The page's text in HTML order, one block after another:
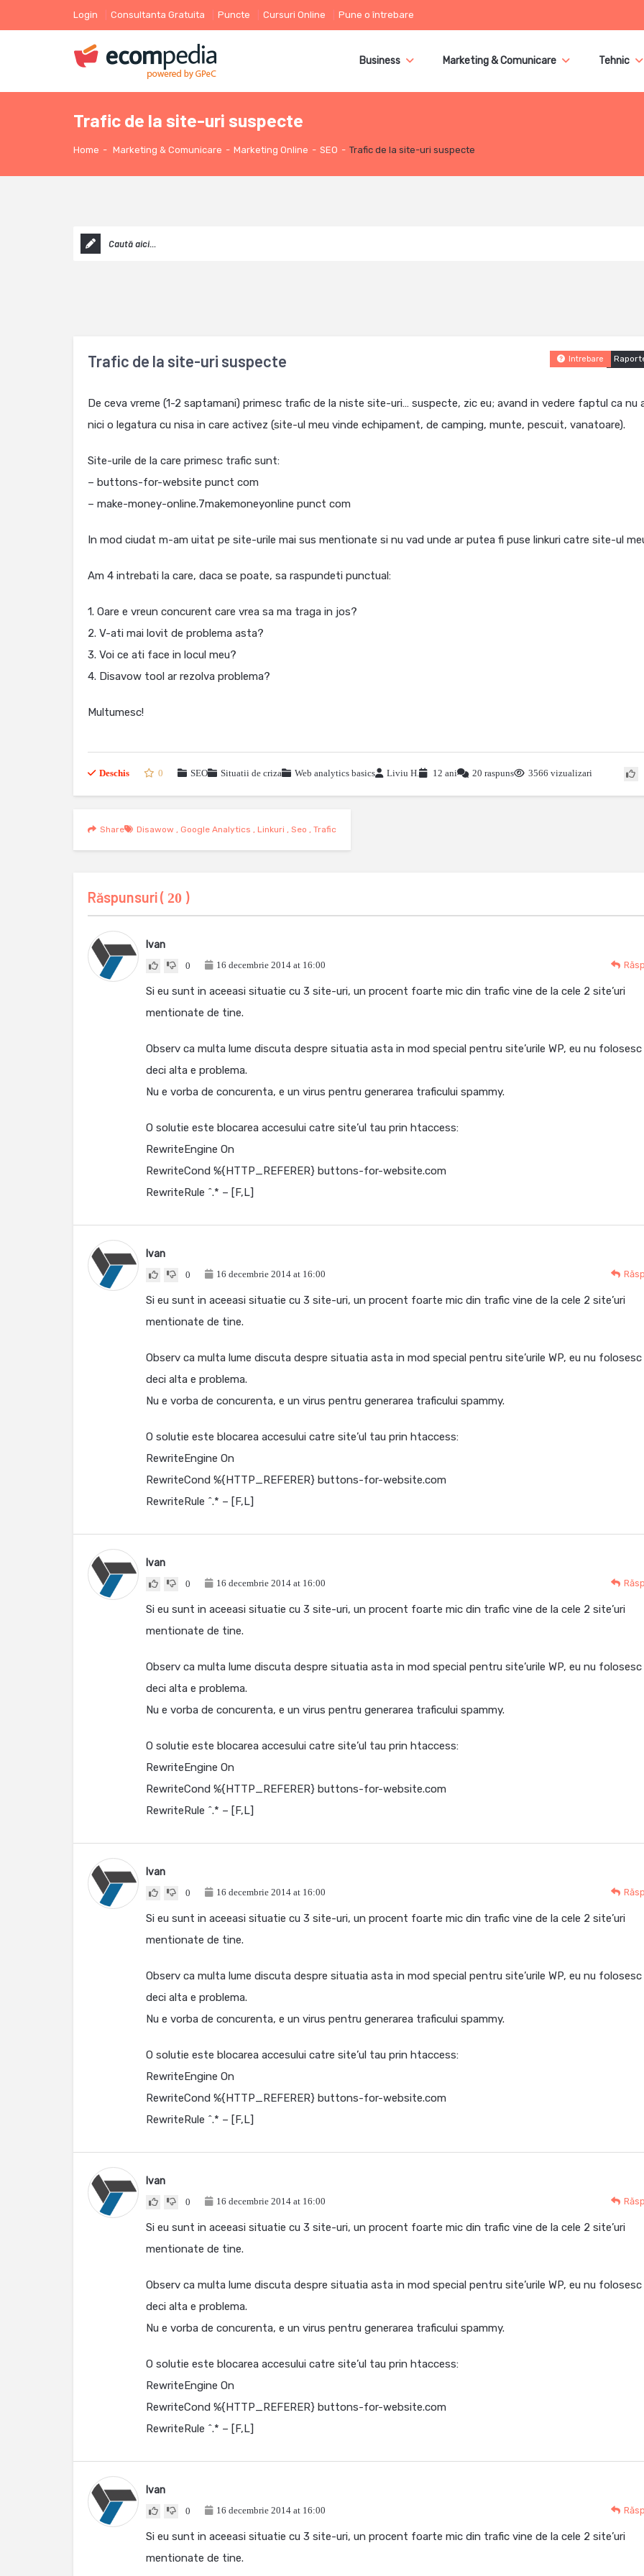
Login Consultanta Gratuita Puncte Cursuri Online Pune o întrebare
Business Marketing & Comunicare Tehnic
Trafic de la site-uri suspecte
Home - Marketing & Comunicare - Marketing Online - SEO - Trafic de la site-uri suspecte
Trafic de la site-uri suspecte Intrebare
De ceva vreme (1-2 saptamani) primesc trafic de la niste site-uri… suspecte, zic eu; avand in vedere faptul ca nu
nici o legatura cu nisa in care activez (site-ul meu vinde echipament, de camping, munte, pescuit, vanatoare).
Site-urile de la care primesc trafic sunt:
– buttons-for-website punct com
– make-money-online.7makemoneyonline punct com
In mod ciudat m-am uitat pe site-urile mai sus mentionate si nu vad unde ar putea fi puse linkuri catre site-ul
Am 4 intrebati la care, daca se poate, sa raspundeti punctual:
1. Oare e vreun concurent care vrea sa ma traga in jos?
2. V-ati mai lovit de problema asta?
3. Voi ce ati face in locul meu?
4. Disavow tool ar rezolva problema?
Multumesc!
Deschis 0 SEO Situatii de criza Web analytics basics Liviu H. 12 ani 20 raspuns 3566 vizualizari
Disawow , Google Analytics , Linkuri , Seo , Trafic
Share
Răspunsuri ( 20 )
Ivan
0 16 decembrie 2014 at 16:00
Si eu sunt in aceeasi situatie cu 3 site-uri, un procent foarte mic din trafic vine de la cele 2 site’uri
mentionate de tine.
Observ ca multa lume discuta despre situatia asta in mod special pentru site’urile WP, eu nu folosesc
deci alta e problema.
Nu e vorba de concurenta, e un virus pentru generarea traficului spammy.
O solutie este blocarea accesului catre site’ul tau prin htaccess:
RewriteEngine On
RewriteCond %{HTTP_REFERER} buttons-for-website.com
RewriteRule ^.* – [F,L]
Ivan
0 16 decembrie 2014 at 16:00
Si eu sunt in aceeasi situatie cu 3 site-uri, un procent foarte mic din trafic vine de la cele 2 site’uri
mentionate de tine.
Observ ca multa lume discuta despre situatia asta in mod special pentru site’urile WP, eu nu folosesc
deci alta e problema.
Nu e vorba de concurenta, e un virus pentru generarea traficului spammy.
O solutie este blocarea accesului catre site’ul tau prin htaccess:
RewriteEngine On
RewriteCond %{HTTP_REFERER} buttons-for-website.com
RewriteRule ^.* – [F,L]
Ivan
0 16 decembrie 2014 at 16:00
Si eu sunt in aceeasi situatie cu 3 site-uri, un procent foarte mic din trafic vine de la cele 2 site’uri
mentionate de tine.
Observ ca multa lume discuta despre situatia asta in mod special pentru site’urile WP, eu nu folosesc
deci alta e problema.
Nu e vorba de concurenta, e un virus pentru generarea traficului spammy.
O solutie este blocarea accesului catre site’ul tau prin htaccess:
RewriteEngine On
RewriteCond %{HTTP_REFERER} buttons-for-website.com
RewriteRule ^.* – [F,L]
Ivan
0 16 decembrie 2014 at 16:00
Si eu sunt in aceeasi situatie cu 3 site-uri, un procent foarte mic din trafic vine de la cele 2 site’uri
mentionate de tine.
Observ ca multa lume discuta despre situatia asta in mod special pentru site’urile WP, eu nu folosesc
deci alta e problema.
Nu e vorba de concurenta, e un virus pentru generarea traficului spammy.
O solutie este blocarea accesului catre site’ul tau prin htaccess:
RewriteEngine On
RewriteCond %{HTTP_REFERER} buttons-for-website.com
RewriteRule ^.* – [F,L]
Ivan
0 16 decembrie 2014 at 16:00
Si eu sunt in aceeasi situatie cu 3 site-uri, un procent foarte mic din trafic vine de la cele 2 site’uri
mentionate de tine.
Observ ca multa lume discuta despre situatia asta in mod special pentru site’urile WP, eu nu folosesc
deci alta e problema.
Nu e vorba de concurenta, e un virus pentru generarea traficului spammy.
O solutie este blocarea accesului catre site’ul tau prin htaccess:
RewriteEngine On
RewriteCond %{HTTP_REFERER} buttons-for-website.com
RewriteRule ^.* – [F,L]
Ivan
0 16 decembrie 2014 at 16:00
Si eu sunt in aceeasi situatie cu 3 site-uri, un procent foarte mic din trafic vine de la cele 2 site’uri
mentionate de tine.